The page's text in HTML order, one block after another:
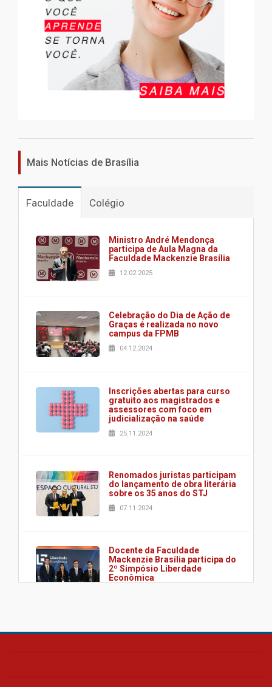
Mais Notícias de Brasília
Faculdade Colégio
Ministro André Mendonça
participa de Aula Magna da
Faculdade Mackenzie Brasília
12.02.2025
Celebração do Dia de Ação de
Graças é realizada no novo
campus da FPMB
04.12.2024
Inscrições abertas para curso
gratuito aos magistrados e
assessores com foco em
judicialização na saúde
25.11.2024
Renomados juristas participam
do lançamento de obra literária
sobre os 35 anos do STJ
07.11.2024
Docente da Faculdade
Mackenzie Brasília participa do
2º Simpósio Liberdade
Econômica
Experiência Mackenzie: alunos
estrutura da Faculdade em
28.10.2024